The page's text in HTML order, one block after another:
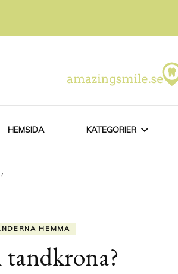
HEMSIDA KATEGORIER
HEMMA
tandkrona?